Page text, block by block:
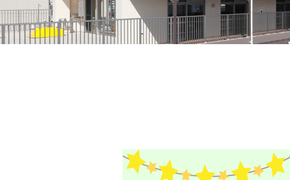
教育保育について 通園方法
園の環境 生活の流れ クラスに
募集案内
入園説明会
未就園児教室
アクセスMAP